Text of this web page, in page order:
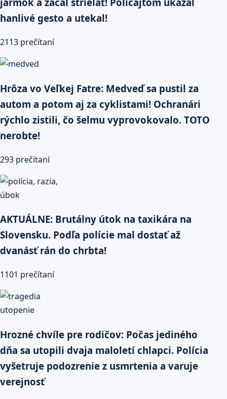
hanlivé gesto a utekal!
2113 prečítaní
Hrôza vo Veľkej Fatre: Medveď sa pustil za
autom a potom aj za cyklistami! Ochranári
rýchlo zistili, čo šelmu vyprovokovalo. TOTO
nerobte!
293 prečítaní
AKTUÁLNE: Brutálny útok na taxikára na
Slovensku. Podľa polície mal dostať až
dvanásť rán do chrbta!
1101 prečítaní
Hrozné chvíle pre rodičov: Počas jediného
dňa sa utopili dvaja maloletí chlapci. Polícia
vyšetruje podozrenie z usmrtenia a varuje
verejnosť